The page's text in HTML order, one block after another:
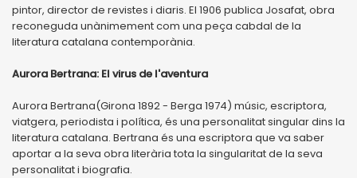
pintor, director de revistes i diaris. El 1906 publica Josafat, obra
reconeguda unànimement com una peça cabdal de la
literatura catalana contemporània.
Aurora Bertrana: El virus de l'aventura
Aurora Bertrana(Girona 1892 - Berga 1974) músic, escriptora,
viatgera, periodista i política, és una personalitat singular dins la
literatura catalana. Bertrana és una escriptora que va saber
aportar a la seva obra literària tota la singularitat de la seva
personalitat i biografia.